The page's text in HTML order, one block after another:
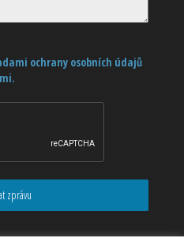
ochrany osobních údajů
zprávu